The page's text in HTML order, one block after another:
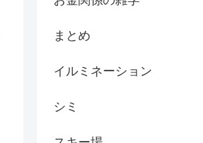
まとめ
イルミネーション
シミ